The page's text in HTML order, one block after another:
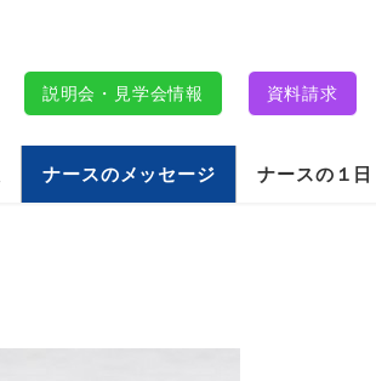
説明会・見学会情報 資料請求
ナースのメッセージ ナースの１日